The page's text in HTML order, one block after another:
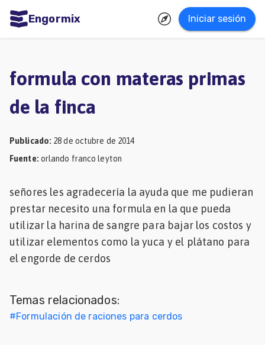
Engormix Iniciar sesión
Agricultura
Balanceados
Piensos
Ganadería
Lechería
Micotoxinas
Porcicultura
formula con materas primas
de la finca
Publicado: 28 de octubre de 2014
Fuente: orlando franco leyton
señores les agradecería la ayuda que me pudieran
prestar necesito una formula en la que pueda
utilizar la harina de sangre para bajar los costos y
utilizar elementos como la yuca y el plátano para
el engorde de cerdos
Temas relacionados:
#Formulación de raciones para cerdos